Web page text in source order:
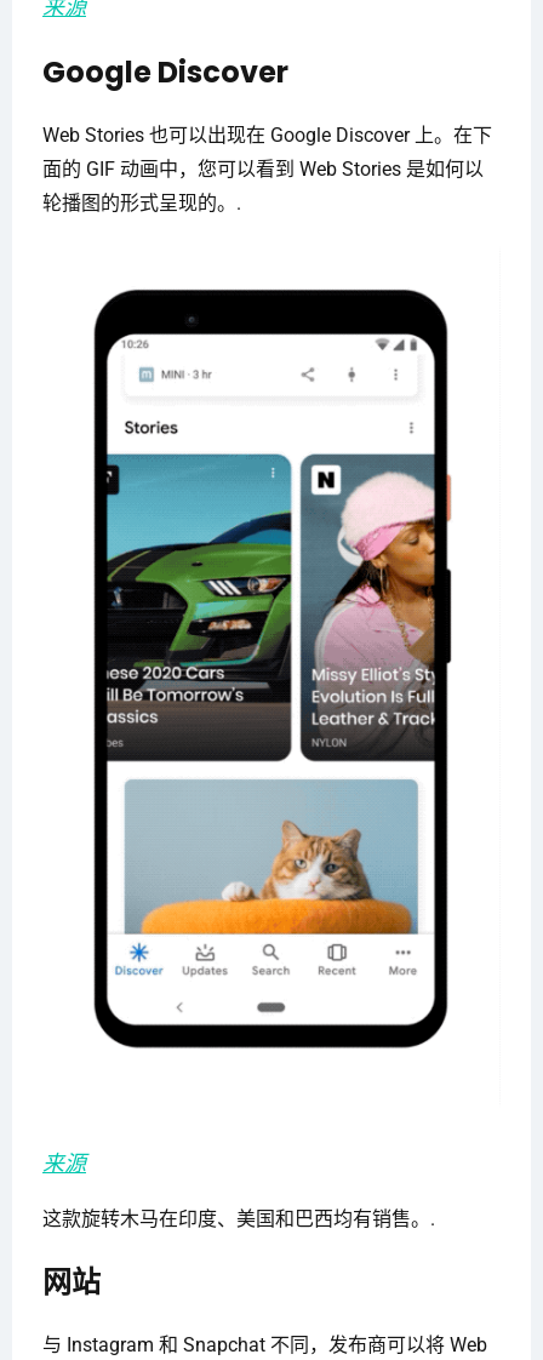
来源
Google Discover
Web Stories 也可以出现在 Google Discover 上。在下
面的 GIF 动画中，您可以看到 Web Stories 是如何以
轮播图的形式呈现的。.
来源
这款旋转木马在印度、美国和巴西均有销售。.
网站
与 Instagram 和 Snapchat 不同，发布商可以将 Web